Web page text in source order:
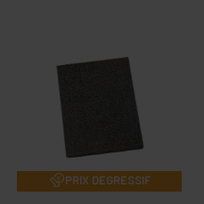
PRIX DEGRESSIF